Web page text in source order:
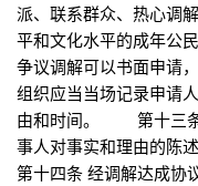
派、联系群众、热心调
平和文化水平的成年
争议调解可以书面申请
组织应当当场记录申请
由和时间。 第十三条
事人对事实和理由的
第十四条 经调解达成